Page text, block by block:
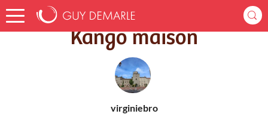
Accueil Recettes Kango maison
Kango maison
virginiebro